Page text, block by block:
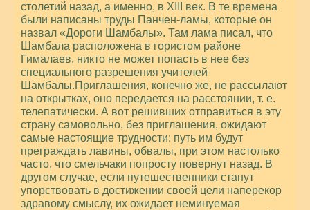
столетий назад, а именно, в XIII век. В те времена
были написаны труды Панчен-ламы, которые он
назвал «Дороги Шамбалы». Там лама писал, что
Шамбала расположена в гористом районе
Гималаев, никто не может попасть в нее без
специального разрешения учителей
Шамбалы.Приглашения, конечно же, не рассылают
на открытках, оно передается на расстоянии, т. е.
телепатически. А вот решивших отправиться в эту
страну самовольно, без приглашения, ожидают
самые настоящие трудности: путь им будут
преграждать лавины, обвалы, при этом настолько
часто, что смельчаки попросту повернут назад. В
другом случае, если путешественники станут
упорствовать в достижении своей цели наперекор
здравому смыслу, их ожидает неминуемая